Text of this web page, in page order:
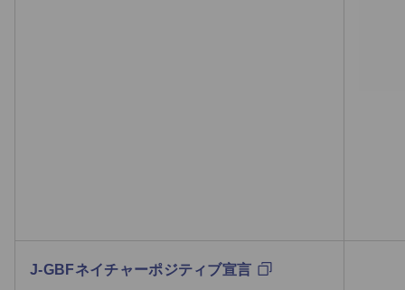
J-GBFネイチャーポジティブ宣言